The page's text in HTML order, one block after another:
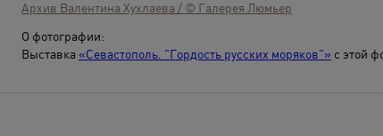
Архив Валентина Хухлаева / © Галерея Люмьер
О фотографии:
Выставка «Севастополь. "Гордость русских моряков"» с этой